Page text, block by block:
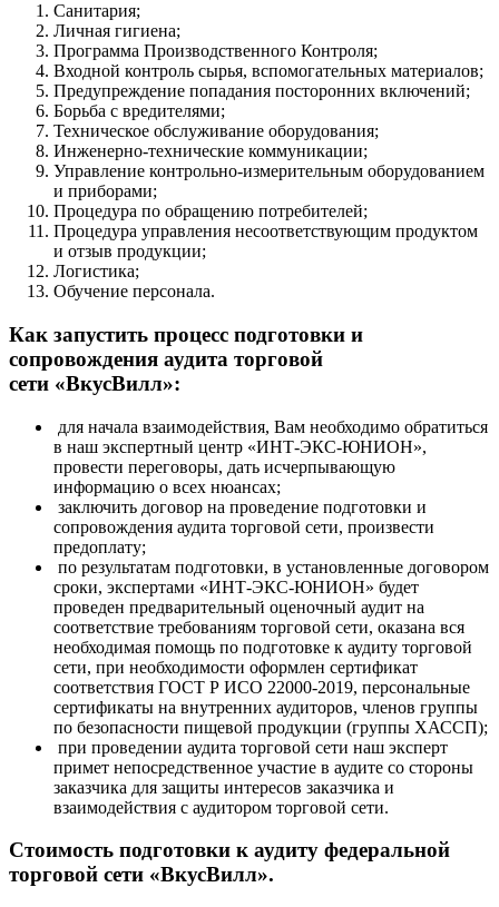
Санитария;
Личная гигиена;
Программа Производственного Контроля;
Входной контроль сырья, вспомогательных материалов;
Предупреждение попадания посторонних включений;
Борьба с вредителями;
Техническое обслуживание оборудования;
Инженерно-технические коммуникации;
Управление контрольно-измерительным оборудованием
и приборами;
Процедура по обращению потребителей;
Процедура управления несоответствующим продуктом
и отзыв продукции;
Логистика;
Обучение персонала.
Как запустить процесс подготовки и
сопровождения аудита торговой
сети «ВкусВилл»:
для начала взаимодействия, Вам необходимо обратиться
в наш экспертный центр «ИНТ-ЭКС-ЮНИОН»,
провести переговоры, дать исчерпывающую
информацию о всех нюансах;
заключить договор на проведение подготовки и
сопровождения аудита торговой сети, произвести
предоплату;
по результатам подготовки, в установленные договором
сроки, экспертами «ИНТ-ЭКС-ЮНИОН» будет
проведен предварительный оценочный аудит на
соответствие требованиям торговой сети, оказана вся
необходимая помощь по подготовке к аудиту торговой
сети, при необходимости оформлен сертификат
соответствия ГОСТ Р ИСО 22000-2019, персональные
сертификаты на внутренних аудиторов, членов группы
по безопасности пищевой продукции (группы ХАССП);
при проведении аудита торговой сети наш эксперт
примет непосредственное участие в аудите со стороны
заказчика для защиты интересов заказчика и
взаимодействия с аудитором торговой сети.
Стоимость подготовки к аудиту федеральной
торговой сети «ВкусВилл».